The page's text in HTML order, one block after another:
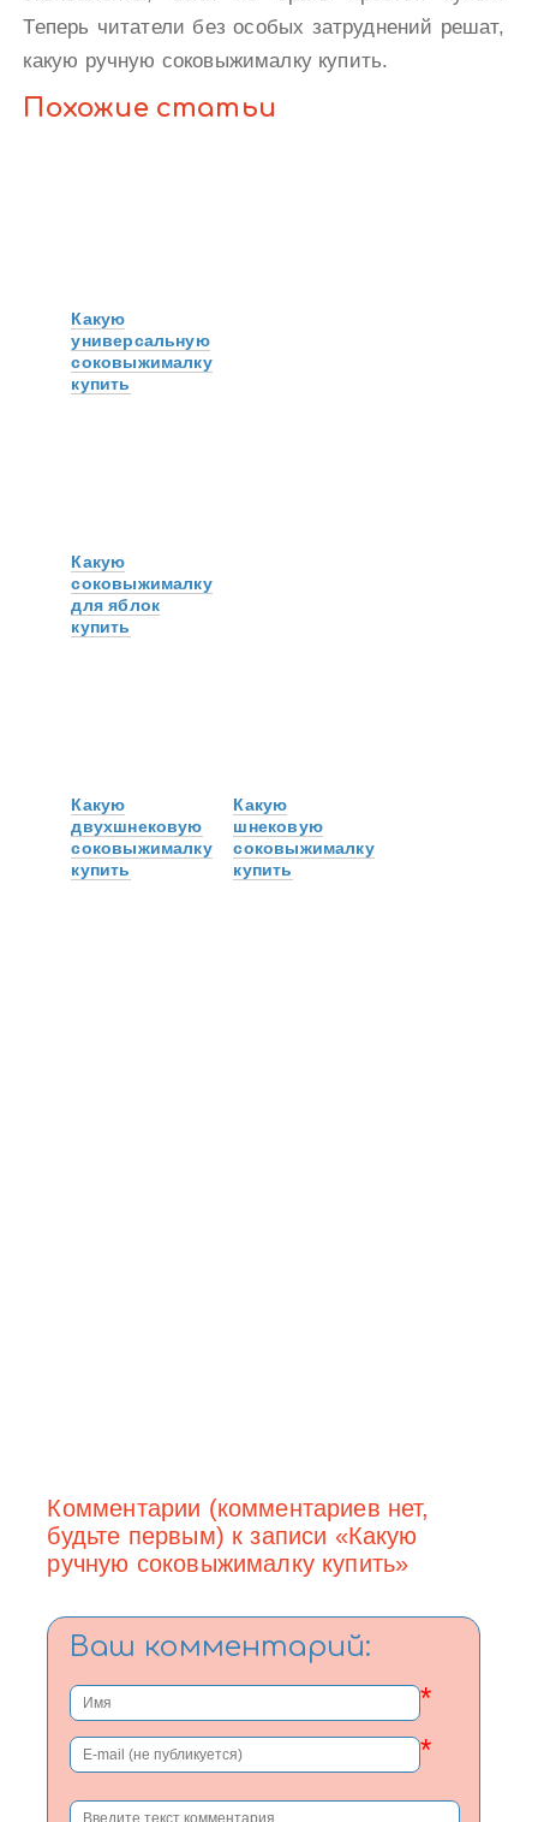
Теперь читатели без особых затруднений решат,
какую ручную соковыжималку купить.
Похожие статьи
Какую
универсальную
соковыжималку
купить
Какую
соковыжималку
для яблок
купить
Какую
двухшнековую
соковыжималку
купить
Какую
шнековую
соковыжималку
купить
Комментарии (комментариев нет,
будьте первым) к записи «Какую
ручную соковыжималку купить»
Ваш комментарий:
*
*